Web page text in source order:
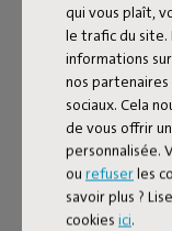
qui vous plaît,
le trafic du site.
informations
nos
sociaux. Cela
de vous offrir
personnalisée.
ou refuserles
savoir plus ?
cookies ici.
Les granules
compagnon à
propose
pour chiens. Avant
produit sera à
Après quelques
quelque peu perdu
un peu aplati
cas, rechargez